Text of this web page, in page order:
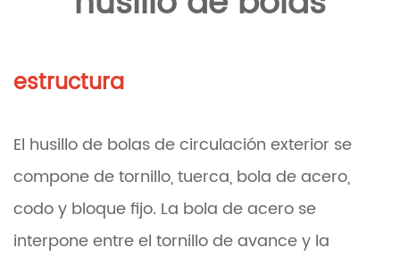
estructura
El husillo de bolas de circulación exterior se
compone de tornillo, tuerca, bola de acero,
codo y bloque fijo. La bola de acero se
interpone entre el tornillo de avance y la